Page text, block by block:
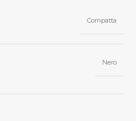
Compatta
Nero